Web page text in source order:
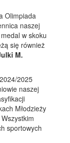
Olimpiada
naszej
w skoku
się również
M.
2025
naszej
Młodzieży
sportowych